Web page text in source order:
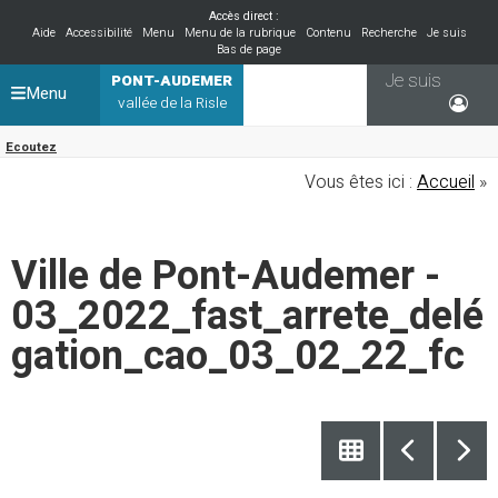
Accès direct :
Aide
Accessibilité Menu Menu de la rubrique Contenu Recherche
Je suis
Bas de page
PONT-AUDEMER
vallée de la Risle
Ecoutez
Je suis
Menu
Vous êtes ici : Accueil »
Ville de Pont-Audemer -
03_2022_fast_arrete_delé
gation_cao_03_02_22_fc